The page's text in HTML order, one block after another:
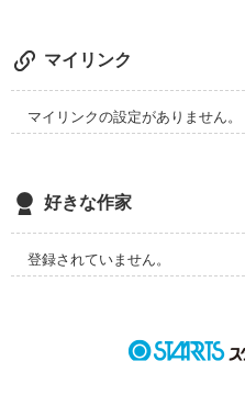
同じ言葉を並べた。
変われないんだ。何も。
《これは私の実話です。ノンフ
マイリンク
マイリンクの設定がありません。
好きな作家
登録されていません。